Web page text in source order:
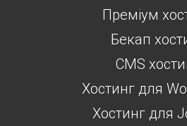
Преміум
Бекап
CMS
Хостинг для
Хостинг для